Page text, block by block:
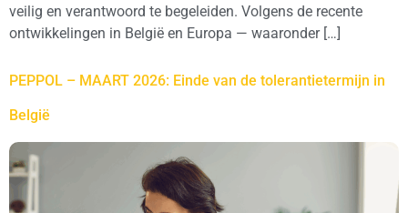
veilig en verantwoord te begeleiden. Volgens de recente
ontwikkelingen in België en Europa — waaronder […]
PEPPOL – MAART 2026: Einde van de tolerantietermijn in
België